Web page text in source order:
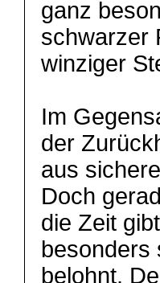
ganz
schwarzer
winziger
Im
der
aus
Doch
die Zeit
besonders
belohnt.